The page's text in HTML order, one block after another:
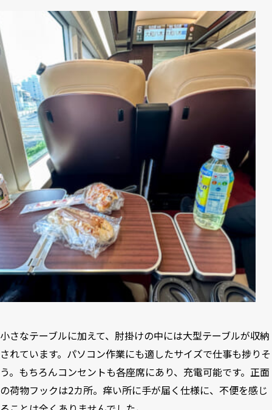
小さなテーブルに加えて、肘掛けの中には大型テーブルが収納
されています。パソコン作業にも適したサイズで仕事も捗りそ
う。もちろんコンセントも各座席にあり、充電可能です。正面
の荷物フックは2カ所。痒い所に手が届く仕様に、不便を感じ